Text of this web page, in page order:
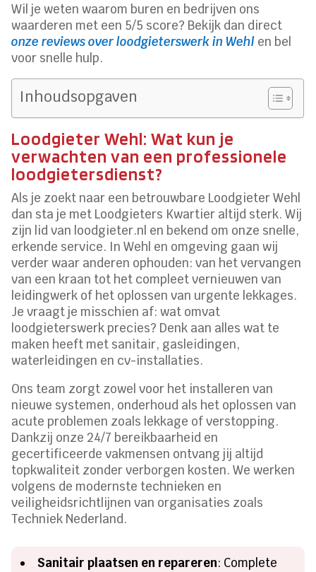
Wil je weten waarom buren en bedrijven ons
waarderen met een 5/5 score? Bekijk dan direct
onze reviews over loodgieterswerk in Wehl en bel
voor snelle hulp.
Inhoudsopgaven
Loodgieter Wehl: Wat kun je
verwachten van een professionele
loodgietersdienst?
Als je zoekt naar een betrouwbare Loodgieter Wehl
dan sta je met Loodgieters Kwartier altijd sterk. Wij
zijn lid van loodgieter.nl en bekend om onze snelle,
erkende service. In Wehl en omgeving gaan wij
verder waar anderen ophouden: van het vervangen
van een kraan tot het compleet vernieuwen van
leidingwerk of het oplossen van urgente lekkages.
Je vraagt je misschien af: wat omvat
loodgieterswerk precies? Denk aan alles wat te
maken heeft met sanitair, gasleidingen,
waterleidingen en cv-installaties.
Ons team zorgt zowel voor het installeren van
nieuwe systemen, onderhoud als het oplossen van
acute problemen zoals lekkage of verstopping.
Dankzij onze 24/7 bereikbaarheid en
gecertificeerde vakmensen ontvang jij altijd
topkwaliteit zonder verborgen kosten. We werken
volgens de modernste technieken en
veiligheidsrichtlijnen van organisaties zoals
Techniek Nederland.
Sanitair plaatsen en repareren: Complete